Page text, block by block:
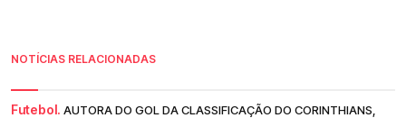
NOTÍCIAS RELACIONADAS
Futebol. AUTORA DO GOL DA CLASSIFICAÇÃO DO CORINTHIANS,